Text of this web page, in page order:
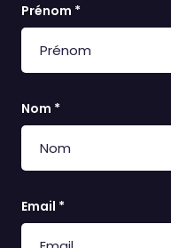
Prénom *
Nom *
Email *